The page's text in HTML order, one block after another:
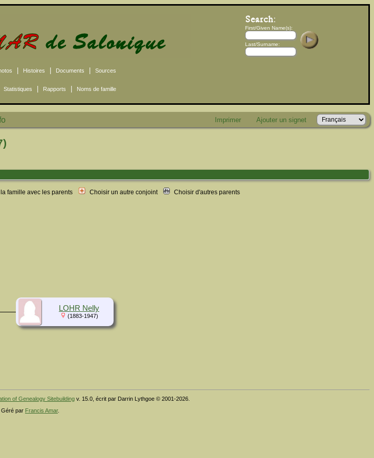
Histoires Documents Sources
Statistiques Rapports Noms de famille
First/Given Name(s):
Last/Surname:
Imprimer Ajouter un signet
famille avec les parents Choisir un autre conjoint Choisir d'autres parents
LOHR Nelly
(1883-1947)
of Genealogy Sitebuildingv. 15.0, écrit par Darrin Lythgoe © 2001-2026.
Géré par Francis Amar.